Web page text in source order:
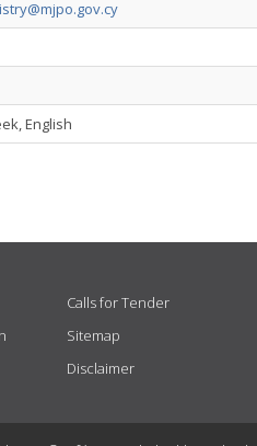
English
Calls for Tender
Sitemap
Disclaimer